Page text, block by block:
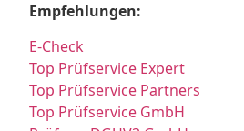
Empfehlungen:
E-Check
Top Prüfservice Expert
Top Prüfservice Partners
Top Prüfservice GmbH